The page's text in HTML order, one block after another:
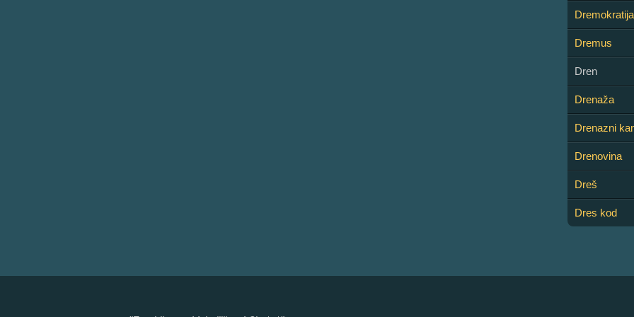
Dremokratija
Dremus
Dren
Drenaža
Drenazni
Drenovina
Dreš
Dres kod